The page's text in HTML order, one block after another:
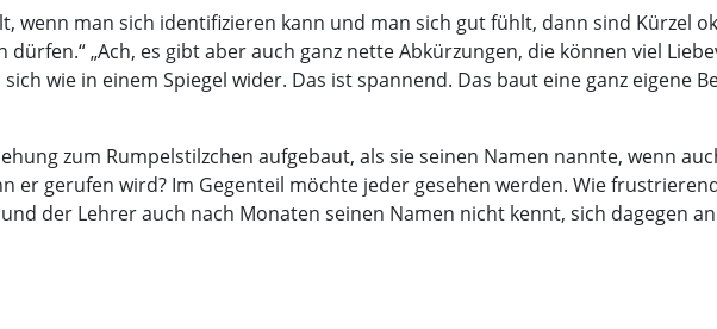
wenn man sich identifizieren kann und man sich gut fühlt, dann sind Kürzel
„Ach, es gibt aber auch ganz nette Abkürzungen, die können viel
wie in einem Spiegel wider. Das ist spannend. Das baut eine ganz eigene
zum Rumpelstilzchen aufgebaut, als sie seinen Namen nannte, wenn
er gerufen wird? Im Gegenteil möchte jeder gesehen werden. Wie
der Lehrer auch nach Monaten seinen Namen nicht kennt, sich dagegen